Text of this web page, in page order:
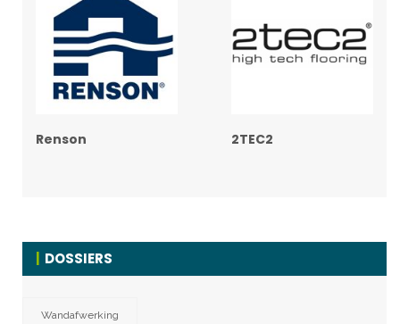
Renson 2TEC2
DOSSIERS
Wandafwerking